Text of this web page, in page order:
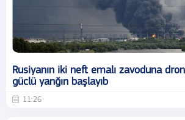
Rusiyanın iki neft emalı zavoduna
güclü yanğın başlayıb
11:26